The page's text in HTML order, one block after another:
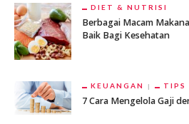
DIET & NUTRISI
Berbagai Macam
Baik Bagi Kesehatan
KEUANGAN TIPS
7 Cara Mengelola Gaji